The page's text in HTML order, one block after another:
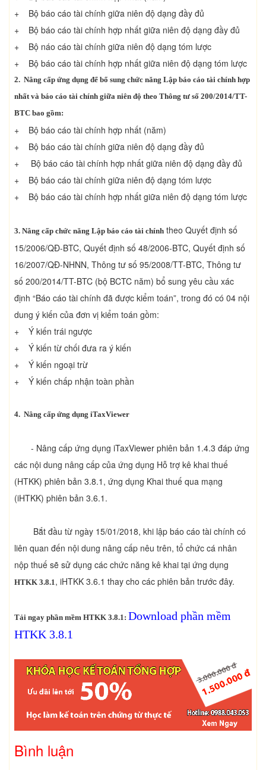
+ Bộ báo cáo tài chính giữa niên độ dạng đầy đủ
+ Bộ báo cáo tài chính hợp nhất giữa niên độ dạng đầy đủ
+ Bộ náo cáo tài chính giữa niên độ dạng tóm lược
+ Bộ báo cáo tài chính hợp nhất giữa niên độ dạng tóm lược
2. Nâng cấp ứng dụng để bổ sung chức năng Lập báo cáo tài chính hợp
nhất và báo cáo tài chính giữa niên độ theo Thông tư số 200/2014/TT-
BTC bao gồm:
+ Bộ báo cáo tài chính hợp nhất (năm)
+ Bộ báo cáo tài chính giữa niên độ dạng đầy đủ
+ Bộ báo cáo tài chính hợp nhất giữa niên độ dạng đầy đủ
+ Bộ báo cáo tài chính giữa niên độ dạng tóm lược
+ Bộ báo cáo tài chính hợp nhất giữa niên độ dạng tóm lược
3. Nâng cấp chức năng Lập báo cáo tài chính theo Quyết định số
15/2006/QĐ-BTC, Quyết định số 48/2006-BTC, Quyết định số
16/2007/QĐ-NHNN, Thông tư số 95/2008/TT-BTC, Thông tư
số 200/2014/TT-BTC (bộ BCTC năm) bổ sung yêu cầu xác
định “Báo cáo tài chính đã được kiểm toán”, trong đó có 04 nội
dung ý kiến của đơn vị kiểm toán gồm:
+ Ý kiến trái ngược
+ Ý kiến từ chối đưa ra ý kiến
+ Ý kiến ngoại trừ
+ Ý kiến chấp nhận toàn phần
4. Nâng cấp ứng dụng iTaxViewer
- Nâng cấp ứng dụng iTaxViewer phiên bản 1.4.3 đáp ứng
các nội dung nâng cấp của ứng dụng Hỗ trợ kê khai thuế
(HTKK) phiên bản 3.8.1, ứng dụng Khai thuế qua mạng
(iHTKK) phiên bản 3.6.1.
Bắt đầu từ ngày 15/01/2018, khi lập báo cáo tài chính có
liên quan đến nội dung nâng cấp nêu trên, tổ chức cá nhân
nộp thuế sẽ sử dụng các chức năng kê khai tại ứng dụng
HTKK 3.8.1 , iHTKK 3.6.1 thay cho các phiên bản trước đây.
Tải ngay phần mềm HTKK 3.8.1: Download phần mềm
HTKK 3.8.1
Bình luận